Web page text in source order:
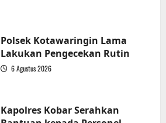
Polsek Kotawaringin Lama
Lakukan Pengecekan Rutin
6 Agustus 2026
Kapolres Kobar Serahkan